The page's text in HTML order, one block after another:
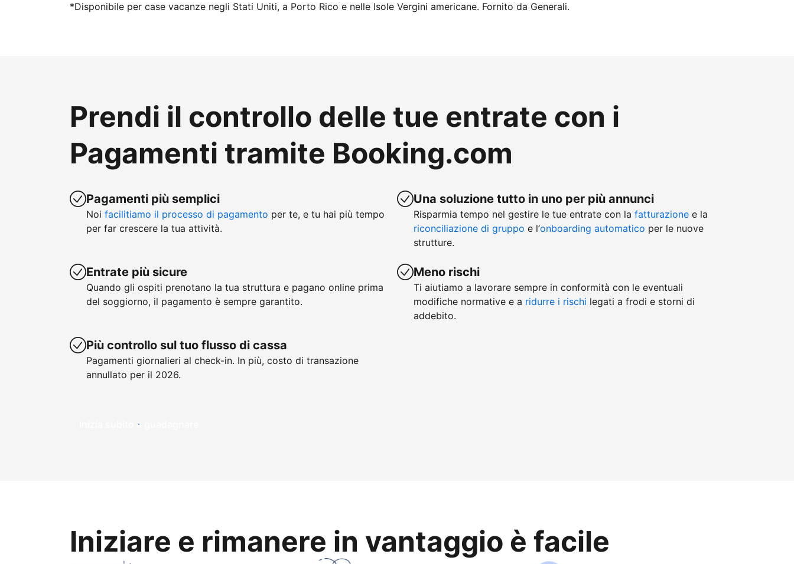
*Disponibile per case vacanze negli Stati Uniti, a Porto Rico e nelle Isole Vergini americane. Fornito da Generali.
Prendi il controllo delle tue entrate con i
Pagamenti tramite Booking.com
Pagamenti più semplici
Noi facilitiamo il processo di pagamento per te, e tu hai più tempo
per far crescere la tua attività.
Entrate più sicure
Quando gli ospiti prenotano la tua struttura e pagano online prima
del soggiorno, il pagamento è sempre garantito.
Più controllo sul tuo flusso di cassa
Pagamenti giornalieri al check-in. In più, costo di transazione
annullato per il 2026.
Una soluzione tutto in uno per più annunci
Risparmia tempo nel gestire le tue entrate con la fatturazione e la
riconciliazione di gruppo e l’onboarding automatico per le nuove
strutture.
Meno rischi
Ti aiutiamo a lavorare sempre in conformità con le eventuali
modifiche normative e a ridurre i rischi legati a frodi e storni di
addebito.
Inizia subito a guadagnare
Iniziare e rimanere in vantaggio è facile